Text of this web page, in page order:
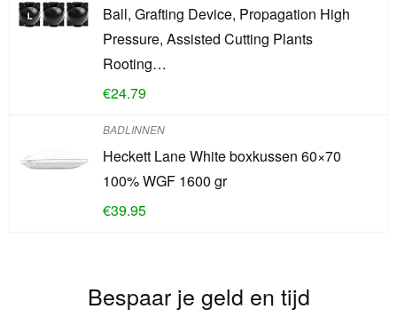
Ball, Grafting Device, Propagation High
Pressure, Assisted Cutting Plants
Rooting…
€24.79
BADLINNEN
Heckett Lane White boxkussen 60×70
100% WGF 1600 gr
€39.95
Bespaar je geld en tijd